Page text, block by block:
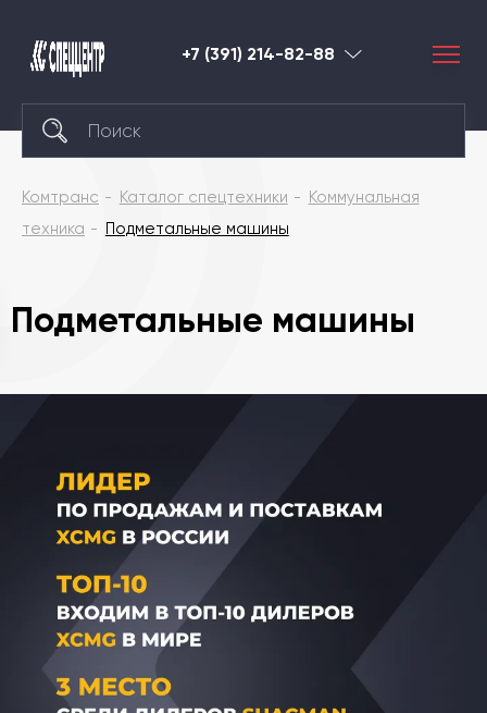
+7 (391) 214-82-88 Красноярск
Комтранс Каталог спецтехники
Коммунальная
техника
Подметальные машины
Подметальные машины